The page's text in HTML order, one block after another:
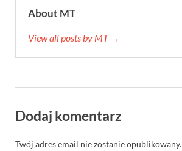
About MT
View all posts by MT →
Dodaj komentarz
Twój adres email nie zostanie opublikowany.